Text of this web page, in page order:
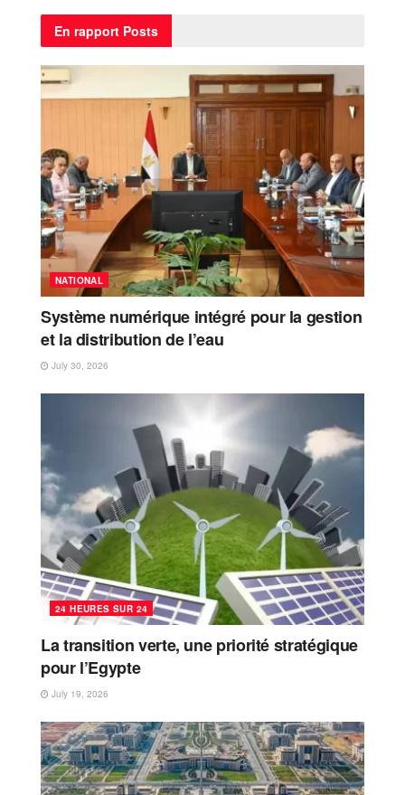
En rapport Posts
NATIONAL
Système numérique intégré pour la gestion
et la distribution de l’eau
July 30, 2026
24 HEURES SUR 24
La transition verte, une priorité stratégique
pour l’Egypte
July 19, 2026